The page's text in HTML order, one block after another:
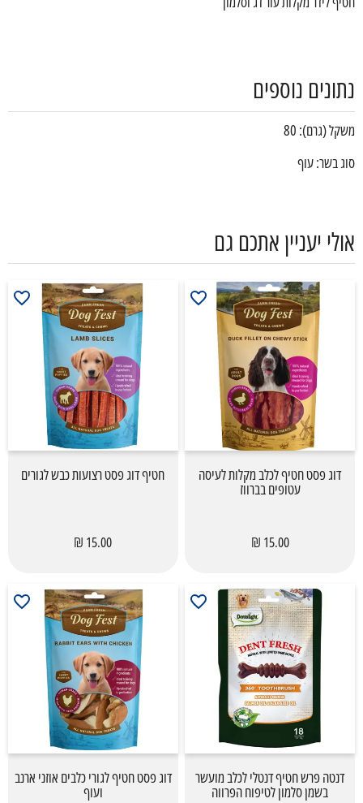
נתונים נוספים
משקל (גרם): 80
סוג בשר: עוף
אולי יעניין אתכם גם
דוג פסט חטיף לכלב מקלות לעיסה
עטופים בברווז
15.00 ₪
חטיף דוג פסט רצועות כבש לגורים
15.00 ₪
דנטה פרש חטיף דנטלי לכלב מועשר
בשמן סלמון לטיפוח הפרווה
דוג פסט חטיף לגורי כלבים אוזני ארנב
ועוף